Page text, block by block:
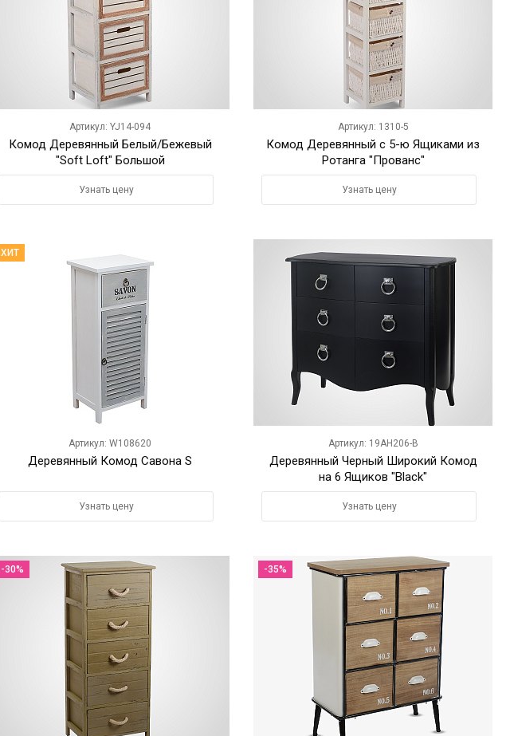
Артикул: YJ14-094
Комод Деревянный Белый/Бежевый
"Soft Loft" Большой
Узнать цену
Артикул: 1310-5
Комод Деревянный с 5-ю Ящиками из
Ротанга "Прованс"
Узнать цену
ХИТ
Артикул: W108620
Деревянный Комод Савона S
Узнать цену
Артикул: 19AH206-B
Деревянный Черный Широкий Комод
на 6 Ящиков "Black"
Узнать цену
-30% -35%